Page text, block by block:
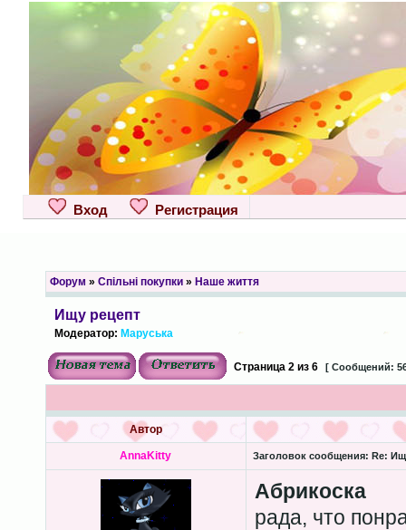
Вход Регистрация
Форум » Спільні покупки» Наше життя
Ищу рецепт
Модератор: Маруська
Страница 2из 6 [ Сообщений:
Автор
AnnaKitty Заголовок сообщения: Re:
Абрикоска
рада, что